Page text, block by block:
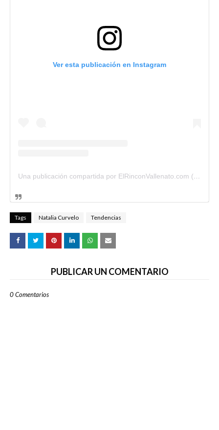
Ver esta publicación en Instagram
Una publicación compartida por ElRinconVallenato.com (@elrinconvallenato)
Tags Natalia Curvelo Tendencias
PUBLICAR UN COMENTARIO
0 Comentarios